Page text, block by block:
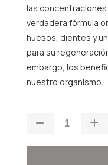
las
verdadera fórmula
huesos, dientes y
para su
embargo, los
nuestro organismo.